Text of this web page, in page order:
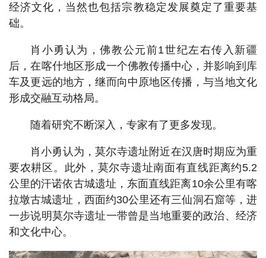
经济文化，当然也包括宗教稳定发展奠定了重要基
础。
肖小勇认为，佛教公元前1世纪左右传入新疆
后，在喀什地区形成一个佛教传播中心，并影响到库
车及更远的地方，继而向中原地区传播，与当地文化
形成交融互动格局。
随着研究不断深入，专家有了更多发现。
肖小勇认为，莫尔寺遗址附近在汉唐时期应为重
要农耕区。此外，莫尔寺遗址南面有直线距离约5.2
公里的汗诺依古城遗址，东面直线距离10余公里有喀
拉墩古城遗址，西面约30公里还有三仙洞石窟等，进
一步说明莫尔寺遗址一带曾是当地重要的政治、经济
和文化中心。